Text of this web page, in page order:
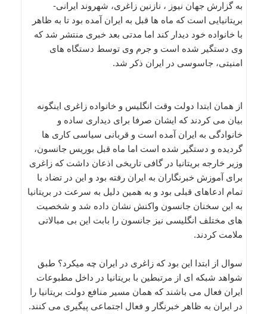
به گزارش جهان نیوز ، نازنین زاغری، شهروند ایرانی-
بریتانیایی است که ماه ها قبل به ایران آمده بود تا به ظاهر
با خانواده خود دیدار کند اما مدتی بعد خبری منتشر شد که
وی دستگیر شده است و جرم وی توسط دستگاه های
امنیتی، جاسوسی در ایران ذکر شد.
از همان ابتدا دولت وقت انگلیس و خانواده زاغری اینگونه
بیان می کردند که ایشان صرفا برای دیداری ساده و
خانوادگی به ایران آمده است و قربانی سیاسی کاری ها
گردیده و دستگیر شده است اما ماه قبل بوریس جانسون،
وزیر خارجه بریتانیا در گافی تاریخی اذعان داشت که زاغری
برای آموزش خبرنگاران به ایران رفته بود و این در تضاد با
تمام ادعاهای قبلی بود و به همین دلیل به سرعت در بریتانیا
به این سخنان جانسون واکنش نشان داده شد و شخصیت
های مختلف انگلیسی نیز جانسون را بابت این بی مبالاتی
ملامت کردند.
سوال از ابتدا این بود که زاغری در ایران چه میکرد؟ طبق
شواهد شبکه ای از مرتبطین با بریتانیا در داخل مطبوعات
ایران فعال می باشند که همان مسیر منافع دولت بریتانیا را
در ایران به ظاهر خبرنگار و فعال اجتماعی پیگیری می کنند.